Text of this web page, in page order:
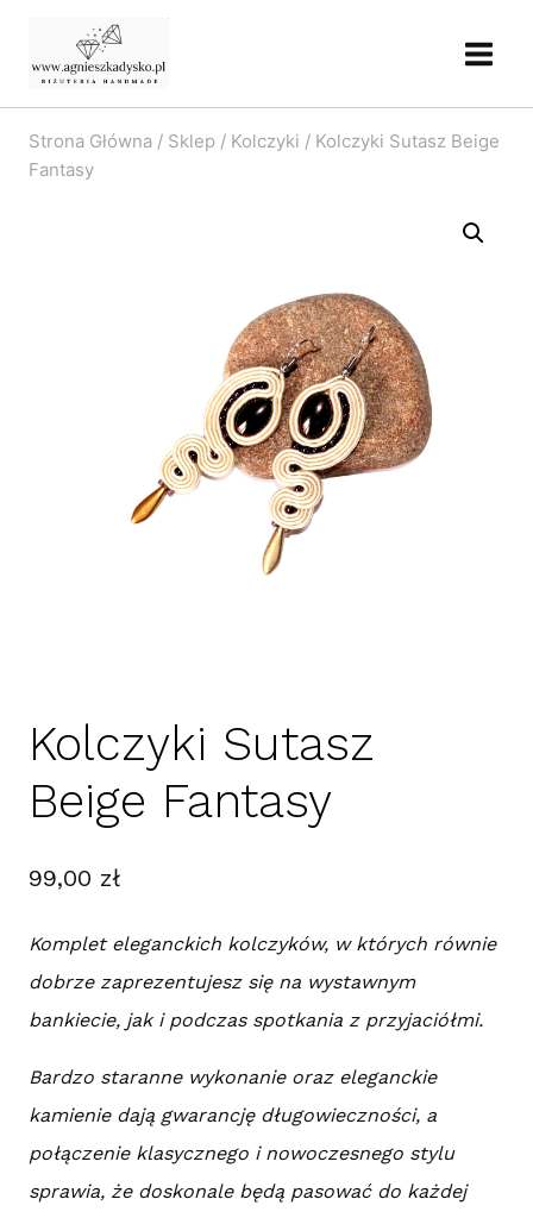
Strona Główna / Sklep / Kolczyki / Kolczyki Sutasz Beige
Fantasy
Kolczyki Sutasz
Beige Fantasy
99,00 zł
Komplet eleganckich kolczyków, w których równie
dobrze zaprezentujesz się na wystawnym
bankiecie, jak i podczas spotkania z przyjaciółmi.
Bardzo staranne wykonanie oraz eleganckie
kamienie dają gwarancję długowieczności, a
połączenie klasycznego i nowoczesnego stylu
sprawia, że doskonale będą pasować do każdej